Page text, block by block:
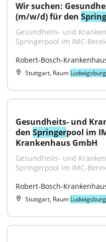
Wir suchen:
(m/w/d) für den
Gesundheits- und
Springerpool im IMC-
Robert-Bosch-
Stuttgart, Raum Ludwigsburg
Gesundheits- und
den Springerpool im
Krankenhaus GmbH
Gesundheits- und
Springerpool im IMC-
Robert-Bosch-
Stuttgart, Raum Ludwigsburg